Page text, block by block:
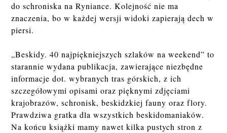
do schroniska na Ryniance. Kolejność nie ma
znaczenia, bo w każdej wersji widoki zapierają dech w
piersi.
„Beskidy. 40 najpiękniejszych szlaków na weekend” to
starannie wydana publikacja, zawierające niezbędne
informacje dot. wybranych tras górskich, z ich
szczegółowymi opisami oraz pięknymi zdjęciami
krajobrazów, schronisk, beskidzkiej fauny oraz flory.
Prawdziwa gratka dla wszystkich beskidomaniaków.
Na końcu książki mamy nawet kilka pustych stron z